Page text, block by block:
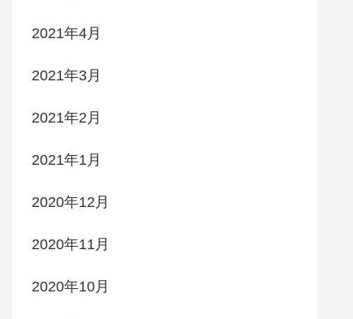
2021年4月
2021年3月
2021年2月
2021年1月
2020年12月
2020年11月
2020年10月